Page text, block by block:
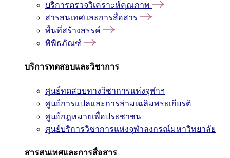
บริการตรวจวิเคราะห์คุณภาพ
สารสนเทศและการสื่อสาร
พื้นที่สร้างสรรค์
พิพิธภัณฑ์
บริการทดสอบและวิชาการ
ศูนย์ทดสอบทางวิชาการแห่งจุฬาฯ
ศูนย์การแปลและการล่ามเฉลิมพระเกียรติ
ศูนย์กฎหมายเพื่อประชาชน
ศูนย์บริการวิชาการแห่งจุฬาลงกรณ์มหาวิทยาลัย
สารสนเทศและการสื่อสาร